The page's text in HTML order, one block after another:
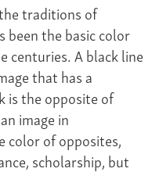
traditions of
been the basic color
centuries. A black line
that has a
is the opposite of
image in
color of opposites,
scholarship, but